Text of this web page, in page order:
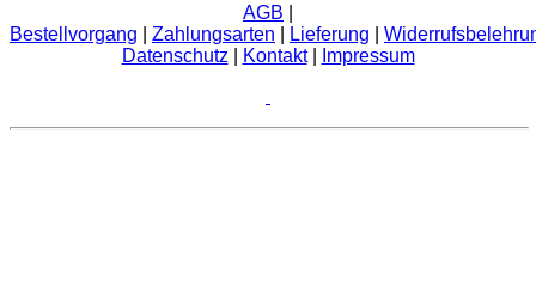
AGB
Bestellvorgang
Zahlungsarten Lieferung
Datenschutz
Kontakt| Impressum